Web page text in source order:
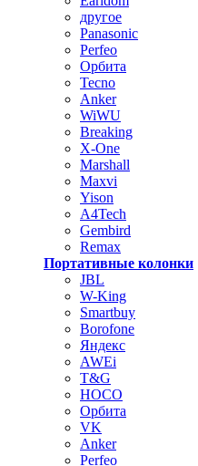
другое
Panasonic
Perfeo
Орбита
Tecno
Anker
WiWU
Breaking
X-One
Marshall
Maxvi
Yison
A4Tech
Gembird
Remax
Портативные колонки
JBL
W-King
Smartbuy
Borofone
Яндекс
AWEi
T&G
HOCO
Орбита
VK
Anker
Perfeo